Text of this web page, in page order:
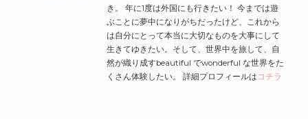
き。 年に1度は外国にも行きたい！ 今までは遊
ぶことに夢中になりがちだったけど、これから
は自分にとって本当に大切なものを大事にして
生きてゆきたい。そして、世界中を旅して、自
然が織り成すbeautiful でwonderful な世界をた
くさん体験したい。 詳細プロフィールは コチラ